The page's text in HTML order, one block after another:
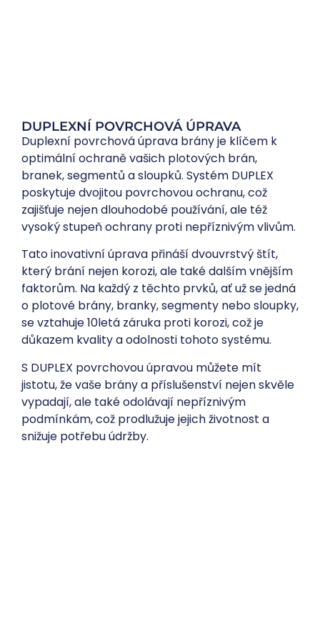
DUPLEXNÍ POVRCHOVÁ ÚPRAVA
Duplexní povrchová úprava brány je klíčem k
optimální ochraně vašich plotových brán,
branek, segmentů a sloupků. Systém DUPLEX
poskytuje dvojitou povrchovou ochranu, což
zajišťuje nejen dlouhodobé používání, ale též
vysoký stupeň ochrany proti nepříznivým vlivům.
Tato inovativní úprava přináší dvouvrstvý štít,
který brání nejen korozi, ale také dalším vnějším
faktorům. Na každý z těchto prvků, ať už se jedná
o plotové brány, branky, segmenty nebo sloupky,
se vztahuje 10letá záruka proti korozi, což je
důkazem kvality a odolnosti tohoto systému.
S DUPLEX povrchovou úpravou můžete mít
jistotu, že vaše brány a příslušenství nejen skvěle
vypadají, ale také odolávají nepříznivým
podmínkám, což prodlužuje jejich životnost a
snižuje potřebu údržby.